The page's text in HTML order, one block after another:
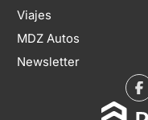
Viajes
MDZ Autos
Newsletter